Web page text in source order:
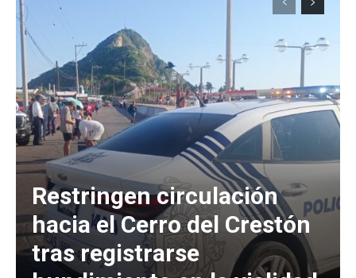
Restringen circulación
hacia el Cerro del Crestón
tras registrarse